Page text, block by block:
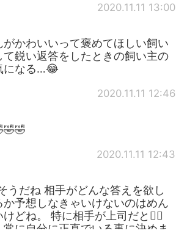
2020.11.11 13:00
がかわいいって褒めてほしい飼い
て鋭い返答をしたときの飼い主の
になる…😂
2020.11.11 12:46
2020.11.11 12:43
うだね 相手がどんな答えを欲し
か予想しなきゃいけないのはめん
けどね。 特に相手が上司だと🤷‍♂️
常に自分に正直でいる事に決めま